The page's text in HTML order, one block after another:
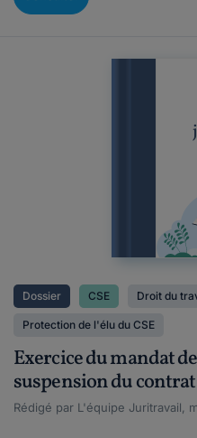
Dossier CSE Droit du
Protection de l'élu du CSE
Exercice du mandat
suspension du
Rédigé par L'équipe Juritravail,